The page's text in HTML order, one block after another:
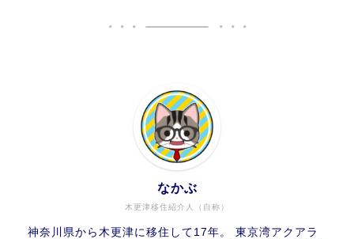
木更津移住紹介人（自称）
なかぶ
神奈川県から木更津に移住して17年。 東京湾アクアラ